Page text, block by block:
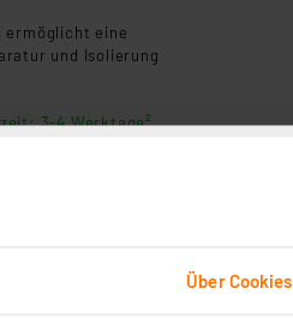
Über Cookies
ermöglicht eine
und Isolierung
3-4 Werktage²